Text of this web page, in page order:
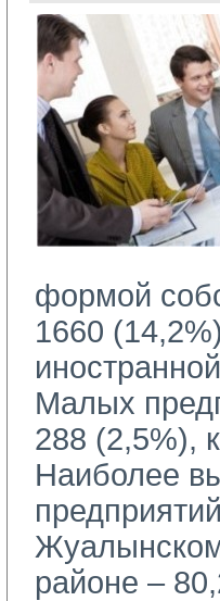
формой
1660
Малых
288 (2,5%),
Наиболее
районе –